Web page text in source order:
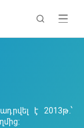
է 2013թ.՝